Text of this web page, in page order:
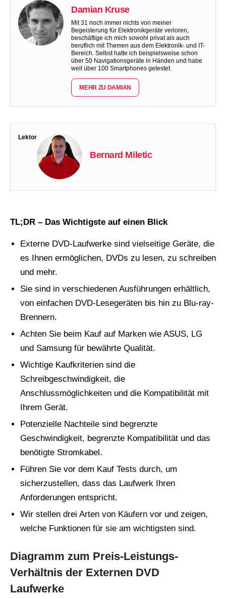
Damian Kruse
Mit 31 noch immer nichts von meiner
Begeisterung für Elektronikgeräte verloren,
beschäftige ich mich sowohl privat als auch
beruflich mit Themen aus dem Elektronik- und IT-
Bereich. Selbst hatte ich beispielsweise schon
über 50 Navigationsgeräte in Händen und habe
weit über 100 Smartphones getestet.
MEHR ZU DAMIAN
Lektor
Bernard Miletic
TL;DR – Das Wichtigste auf einen Blick
Externe DVD-Laufwerke sind vielseitige Geräte, die
es Ihnen ermöglichen, DVDs zu lesen, zu schreiben
und mehr.
Sie sind in verschiedenen Ausführungen erhältlich,
von einfachen DVD-Lesegeräten bis hin zu Blu-ray-
Brennern.
Achten Sie beim Kauf auf Marken wie ASUS, LG
und Samsung für bewährte Qualität.
Wichtige Kaufkriterien sind die
Schreibgeschwindigkeit, die
Anschlussmöglichkeiten und die Kompatibilität mit
Ihrem Gerät.
Potenzielle Nachteile sind begrenzte
Geschwindigkeit, begrenzte Kompatibilität und das
benötigte Stromkabel.
Führen Sie vor dem Kauf Tests durch, um
sicherzustellen, dass das Laufwerk Ihren
Anforderungen entspricht.
Wir stellen drei Arten von Käufern vor und zeigen,
welche Funktionen für sie am wichtigsten sind.
Diagramm zum Preis-Leistungs-
Verhältnis der Externen DVD
Laufwerke